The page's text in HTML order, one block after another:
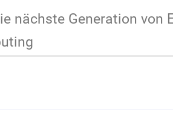
nächste Generation von